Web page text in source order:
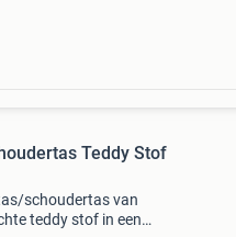
Teddy Stof
schoudertas van
teddy stof in een